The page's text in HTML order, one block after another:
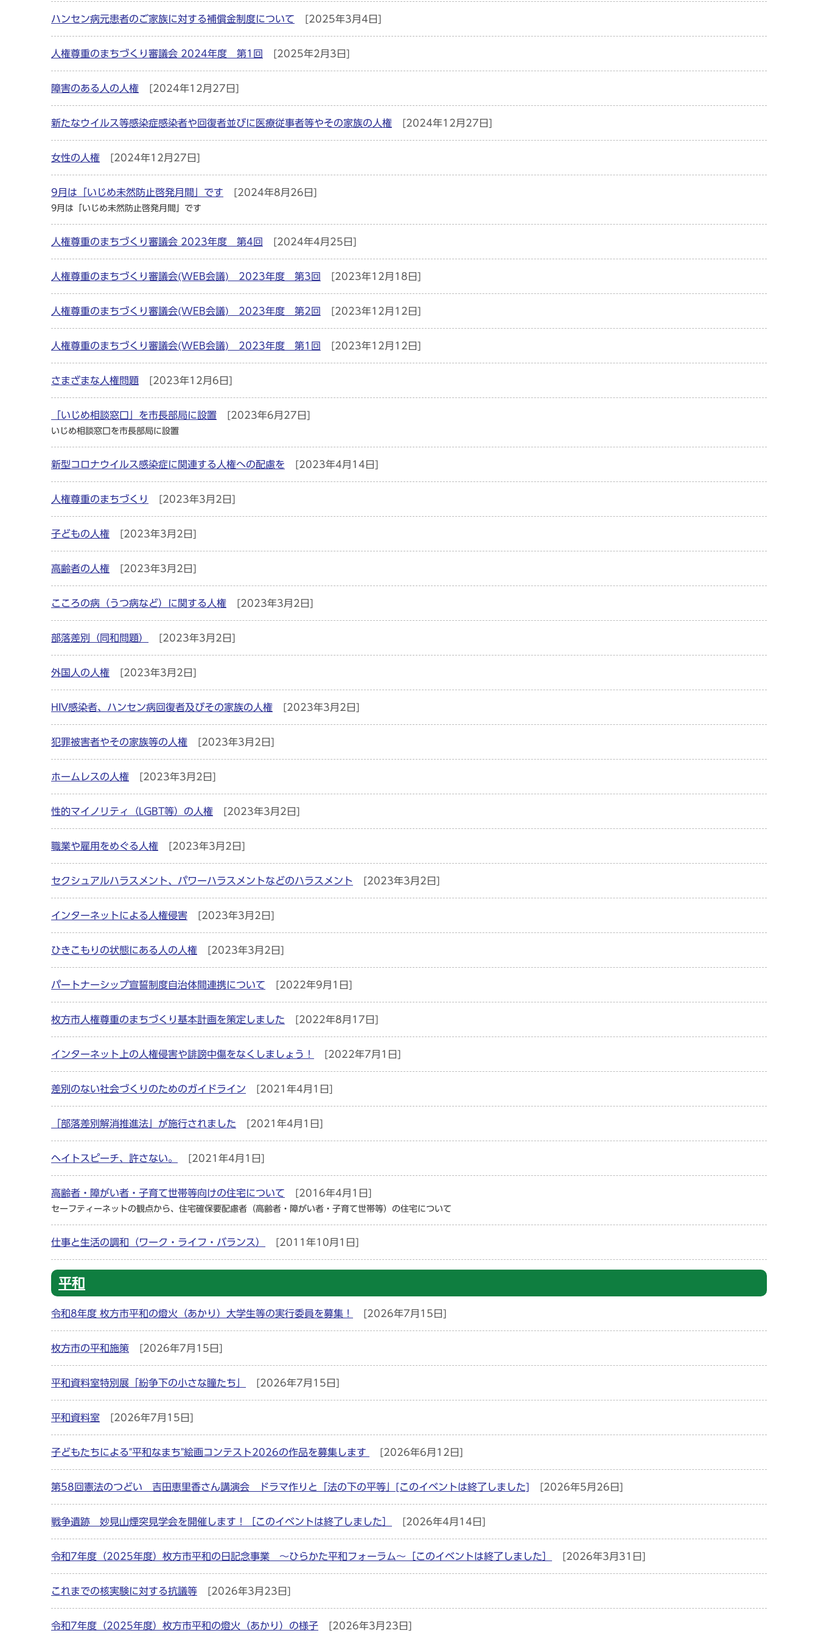
ハンセン病元患者のご家族に対する補償金制度について [2025年3月4日]
人権尊重のまちづくり審議会 2024年度 第1回 [2025年2月3日]
障害のある人の人権 [2024年12月27日]
新たなウイルス等感染症感染者や回復者並びに医療従事者等やその家族の人権 [2024年12月27日]
女性の人権 [2024年12月27日]
9月は「いじめ未然防止啓発月間」です [2024年8月26日]
9月は「いじめ未然防止啓発月間」です
人権尊重のまちづくり審議会 2023年度 第4回 [2024年4月25日]
人権尊重のまちづくり審議会(WEB会議) 2023年度 第3回 [2023年12月18日]
人権尊重のまちづくり審議会(WEB会議) 2023年度 第2回 [2023年12月12日]
人権尊重のまちづくり審議会(WEB会議) 2023年度 第1回 [2023年12月12日]
さまざまな人権問題 [2023年12月6日]
「いじめ相談窓口」を市長部局に設置 [2023年6月27日]
いじめ相談窓口を市長部局に設置
新型コロナウイルス感染症に関連する人権への配慮を [2023年4月14日]
人権尊重のまちづくり [2023年3月2日]
子どもの人権 [2023年3月2日]
高齢者の人権 [2023年3月2日]
こころの病（うつ病など）に関する人権 [2023年3月2日]
部落差別（同和問題） [2023年3月2日]
外国人の人権 [2023年3月2日]
HIV感染者、ハンセン病回復者及びその家族の人権 [2023年3月2日]
犯罪被害者やその家族等の人権 [2023年3月2日]
ホームレスの人権 [2023年3月2日]
性的マイノリティ（LGBT等）の人権 [2023年3月2日]
職業や雇用をめぐる人権 [2023年3月2日]
セクシュアルハラスメント、パワーハラスメントなどのハラスメント [2023年3月2日]
インターネットによる人権侵害 [2023年3月2日]
ひきこもりの状態にある人の人権 [2023年3月2日]
パートナーシップ宣誓制度自治体間連携について [2022年9月1日]
枚方市人権尊重のまちづくり基本計画を策定しました [2022年8月17日]
インターネット上の人権侵害や誹謗中傷をなくしましょう！ [2022年7月1日]
差別のない社会づくりのためのガイドライン [2021年4月1日]
「部落差別解消推進法」が施行されました [2021年4月1日]
ヘイトスピーチ、許さない。 [2021年4月1日]
高齢者・障がい者・子育て世帯等向けの住宅について [2016年4月1日]
セーフティーネットの観点から、住宅確保要配慮者（高齢者・障がい者・子育て世帯等）の住宅について
仕事と生活の調和（ワーク・ライフ・バランス） [2011年10月1日]
平和
令和8年度 枚方市平和の燈火（あかり）大学生等の実行委員を募集！ [2026年7月15日]
枚方市の平和施策 [2026年7月15日]
平和資料室特別展「紛争下の小さな瞳たち」 [2026年7月15日]
平和資料室 [2026年7月15日]
子どもたちによる"平和なまち"絵画コンテスト2026の作品を募集します [2026年6月12日]
第58回憲法のつどい 吉田恵里香さん講演会 ドラマ作りと「法の下の平等」[このイベントは終了しました] [2026年5月26日]
戦争遺跡 妙見山煙突見学会を開催します！［このイベントは終了しました］ [2026年4月14日]
令和7年度（2025年度）枚方市平和の日記念事業 ～ひらかた平和フォーラム～［このイベントは終了しました］ [2026年3月31日]
これまでの核実験に対する抗議等 [2026年3月23日]
令和7年度（2025年度）枚方市平和の燈火（あかり）の様子 [2026年3月23日]